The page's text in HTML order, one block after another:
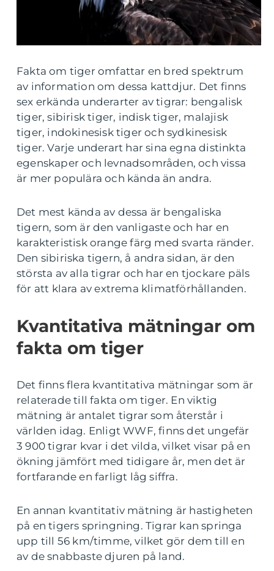
Fakta om tiger omfattar en bred spektrum
av information om dessa kattdjur. Det finns
sex erkända underarter av tigrar: bengalisk
tiger, sibirisk tiger, indisk tiger, malajisk
tiger, indokinesisk tiger och sydkinesisk
tiger. Varje underart har sina egna distinkta
egenskaper och levnadsområden, och vissa
är mer populära och kända än andra.
Det mest kända av dessa är bengaliska
tigern, som är den vanligaste och har en
karakteristisk orange färg med svarta ränder.
Den sibiriska tigern, å andra sidan, är den
största av alla tigrar och har en tjockare päls
för att klara av extrema klimatförhållanden.
Kvantitativa mätningar om
fakta om tiger
Det finns flera kvantitativa mätningar som är
relaterade till fakta om tiger. En viktig
mätning är antalet tigrar som återstår i
världen idag. Enligt WWF, finns det ungefär
3 900 tigrar kvar i det vilda, vilket visar på en
ökning jämfört med tidigare år, men det är
fortfarande en farligt låg siffra.
En annan kvantitativ mätning är hastigheten
på en tigers springning. Tigrar kan springa
upp till 56 km/timme, vilket gör dem till en
av de snabbaste djuren på land.